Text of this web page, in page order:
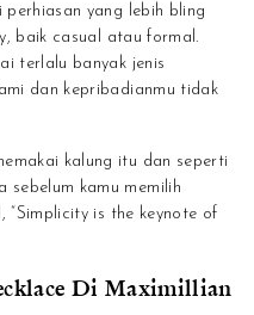
perhiasan yang lebih bling
baik casual atau formal.
terlalu banyak jenis
dan kepribadianmu tidak
kalung itu dan seperti
sebelum kamu memilih
“Simplicity is the keynote of
Di Maximillian